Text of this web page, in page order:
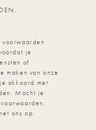
je
of
maken van onze
akkoord met
Mocht je
ons op.